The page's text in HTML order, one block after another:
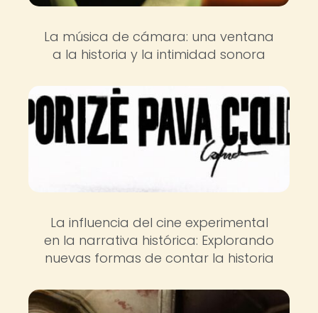
La música de cámara: una ventana
a la historia y la intimidad sonora
La influencia del cine experimental
en la narrativa histórica: Explorando
nuevas formas de contar la historia